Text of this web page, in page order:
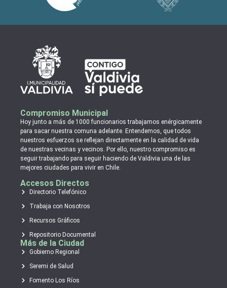
Compromiso Municipal
Hoy junto a más de 1000 funcionarios trabajamos enérgicamente
para sacar nuestra comuna adelante. Entendemos, que todos
nuestros esfuerzos se reflejan directamente en la calidad de vida
de nuestras vecinas y vecinos. Por ello, nuestro compromiso es
seguir trabajando para seguir haciendo de Valdivia una de las
mejores ciudades para vivir en Chile.
Accesos Directos
Directorio Telefónico
Trabaja con Nosotros
Recursos Gráficos
Repositorio Documental
Más de la Ciudad
Gobierno Regional
Seremi de Salud
Fomento Los Ríos